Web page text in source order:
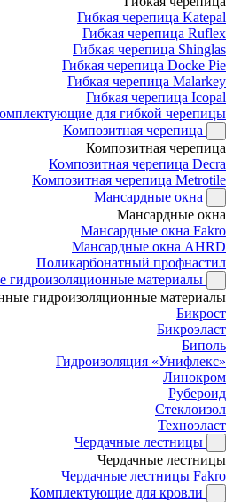
Гибкая черепица Katepal
Гибкая черепица Ruflex
Гибкая черепица Shinglas
Гибкая черепица Docke Pie
Гибкая черепица Malarkey
Гибкая черепица Icopal
для гибкой черепицы
Композитная черепица
Композитная черепица
Композитная черепица Decra
Композитная черепица Metrotile
Мансардные окна
Мансардные окна
Мансардные окна Fakro
Мансардные окна AHRD
Поликарбонатный профнастил
гидроизоляционные материалы
гидроизоляционные материалы
Бикрост
Бикроэласт
Биполь
Гидроизоляция «Унифлекс»
Линокром
Рубероид
Стеклоизол
Техноэласт
Чердачные лестницы
Чердачные лестницы
Чердачные лестницы Fakro
Комплектующие для кровли